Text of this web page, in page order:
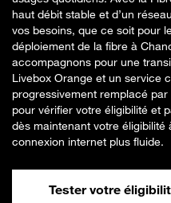
haut débit stable et d’un
vos besoins, que ce soit pour
déploiement de la fibre à
accompagnons pour une
Livebox Orange et un service
progressivement remplacé
pour vérifier votre éligibilité et
dès maintenant votre
connexion internet plus fluide.
Tester votre